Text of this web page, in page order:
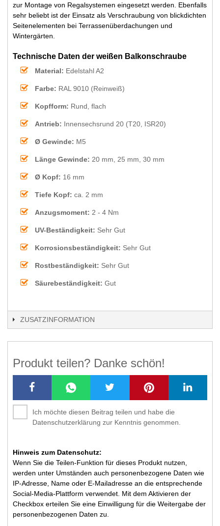
zur Montage von Regalsystemen eingesetzt werden. Ebenfalls
sehr beliebt ist der Einsatz als Verschraubung von blickdichten
Seitenelementen bei Terrassenüberdachungen und
Wintergärten.
Technische Daten der weißen Balkonschraube
Material: Edelstahl A2
Farbe: RAL 9010 (Reinweiß)
Kopfform: Rund, flach
Antrieb: Innensechsrund 20 (T20, ISR20)
Ø Gewinde: M5
Länge Gewinde: 20 mm, 25 mm, 30 mm
Ø Kopf: 16 mm
Tiefe Kopf: ca. 2 mm
Anzugsmoment: 2 - 4 Nm
UV-Beständigkeit: Sehr Gut
Korrosionsbeständigkeit: Sehr Gut
Rostbeständigkeit: Sehr Gut
Säurebeständigkeit: Gut
ZUSATZINFORMATION
Produkt teilen? Danke schön!
Ich möchte diesen Beitrag teilen und habe die
Datenschutzerklärung zur Kenntnis genommen.
Hinweis zum Datenschutz:
Wenn Sie die Teilen-Funktion für dieses Produkt nutzen,
werden unter Umständen auch personenbezogene Daten wie
IP-Adresse, Name oder E-Mailadresse an die entsprechende
Social-Media-Plattform verwendet. Mit dem Aktivieren der
Checkbox erteilen Sie eine Einwilligung für die Weitergabe der
personenbezogenen Daten zu.